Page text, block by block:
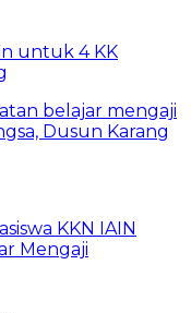
untuk 4 KK
KKN IAIN
Mengaji